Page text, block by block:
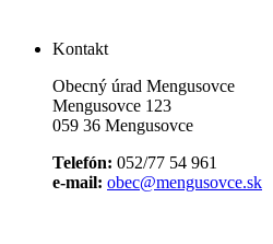
Kontakt
Obecný úrad Mengusovce
Mengusovce 123
059 36 Mengusovce
Telefón: 052/77 54 961
e-mail: obec@mengusovce.sk